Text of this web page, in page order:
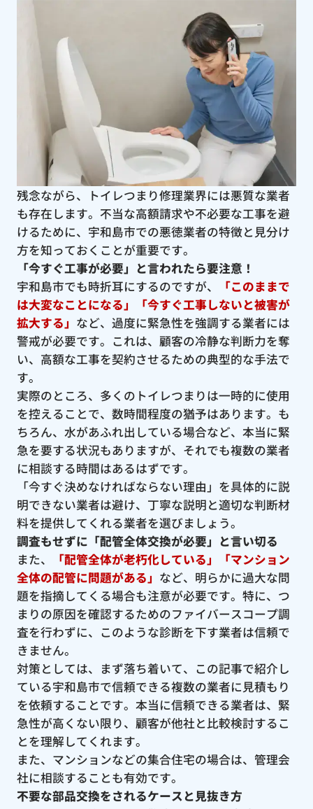
残念ながら、トイレつまり修理業界には悪質な業者
も存在します。不当な高額請求や不必要な工事を避
けるために、宇和島市での悪徳業者の特徴と見分け
方を知っておくことが重要です。
「今すぐ工事が必要」と言われたら要注意！
宇和島市でも時折耳にするのですが、
「このままで
は大変なことになる」「今すぐ工事しないと被害が
拡大する」 など、過度に緊急性を強調する業者には
警戒が必要です。これは、顧客の冷静な判断力を奪
い、高額な工事を契約させるための典型的な手法で
す。
実際のところ、多くのトイレつまりは一時的に使用
を控えることで、数時間程度の猶予はあります。も
ちろん、水があふれ出している場合など、本当に緊
急を要する状況もありますが、それでも複数の業者
に相談する時間はあるはずです。
「今すぐ決めなければならない理由」を具体的に説
明できない業者は避け、丁寧な説明と適切な判断材
料を提供してくれる業者を選びましょう。
調査もせずに「配管全体交換が必要」と言い切る
また、
「配管全体が老朽化している」「マンション
全体の配管に問題がある」 など、明らかに過大な問
題を指摘してくる場合も注意が必要です。特に、つ
まりの原因を確認するためのファイバースコープ調
査を行わずに、このような診断を下す業者は信頼で
きません。
対策としては、まず落ち着いて、この記事で紹介し
ている宇和島市で信頼できる複数の業者に見積もり
を依頼することです。本当に信頼できる業者は、緊
急性が高くない限り、顧客が他社と比較検討するこ
とを理解してくれます。
また、マンションなどの集合住宅の場合は、管理会
社に相談することも有効です。
不要な部品交換をされるケースと見抜き方